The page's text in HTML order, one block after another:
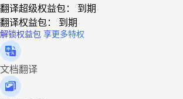
翻译超级权益包：
到期
翻译权益包：
到期
解锁权益包 享更多特权
文档翻译